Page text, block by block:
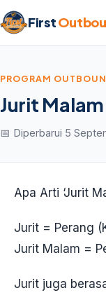
First
PROGRAM
Jurit
📅 Diperbarui 5
Apa Arti ‘Jurit
Jurit = Perang
Jurit Malam =
Jurit juga